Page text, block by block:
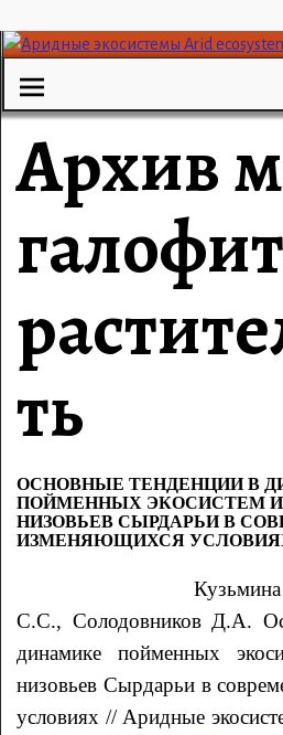
Архив
ть
ОСНОВНЫЕ ТЕНДЕНЦИИ В
ПОЙМЕННЫХ ЭКОСИСТЕМ
НИЗОВЬЕВ СЫРДАРЬИ В
ИЗМЕНЯЮЩИХСЯ
С.С., Солодовников Д.А.
динамике пойменных
низовьев Сырдарьи в
условиях // Аридные